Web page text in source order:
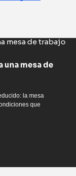
una mesa de
la mesa
que